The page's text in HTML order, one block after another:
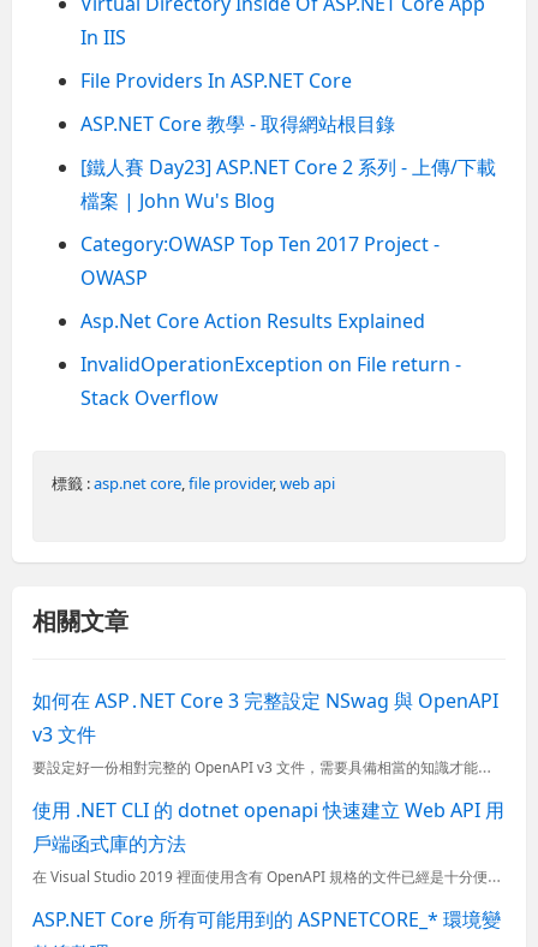
In IIS
File Providers In ASP.NET Core
ASP.NET Core 教學 - 取得網站根目錄
[鐵人賽 Day23] ASP.NET Core 2 系列 - 上傳/下載
檔案 | John Wu's Blog
Category:OWASP Top Ten 2017 Project -
OWASP
Asp.Net Core Action Results Explained
InvalidOperationException on File return -
Stack Overflow
標籤 :asp.net core,file provider,web api
相關文章
如何在 ASP․NET Core 3 完整設定 NSwag 與 OpenAPI
v3 文件
要設定好一份相對完整的 OpenAPI v3 文件，需要具備相當的知識才能深入理解，本篇文章我將介紹如何在 ASP․NET Core 3 環境下設定 NSwag 套件，並且介紹各種設定的詳細說明。 ...
使用 .NET CLI 的 dotnet openapi 快速建立 Web API 用
戶端函式庫的方法
在 Visual Studio 2019 裡面使用含有 OpenAPI 規格的文件已經是十分便利，只要規格寫的好，Web API 用戶端函式庫只要一秒鐘就可以產生。但其實這些好用的功能背後都是靠 MS
ASP.NET Core 所有可能用到的 ASPNETCORE_* 環境變